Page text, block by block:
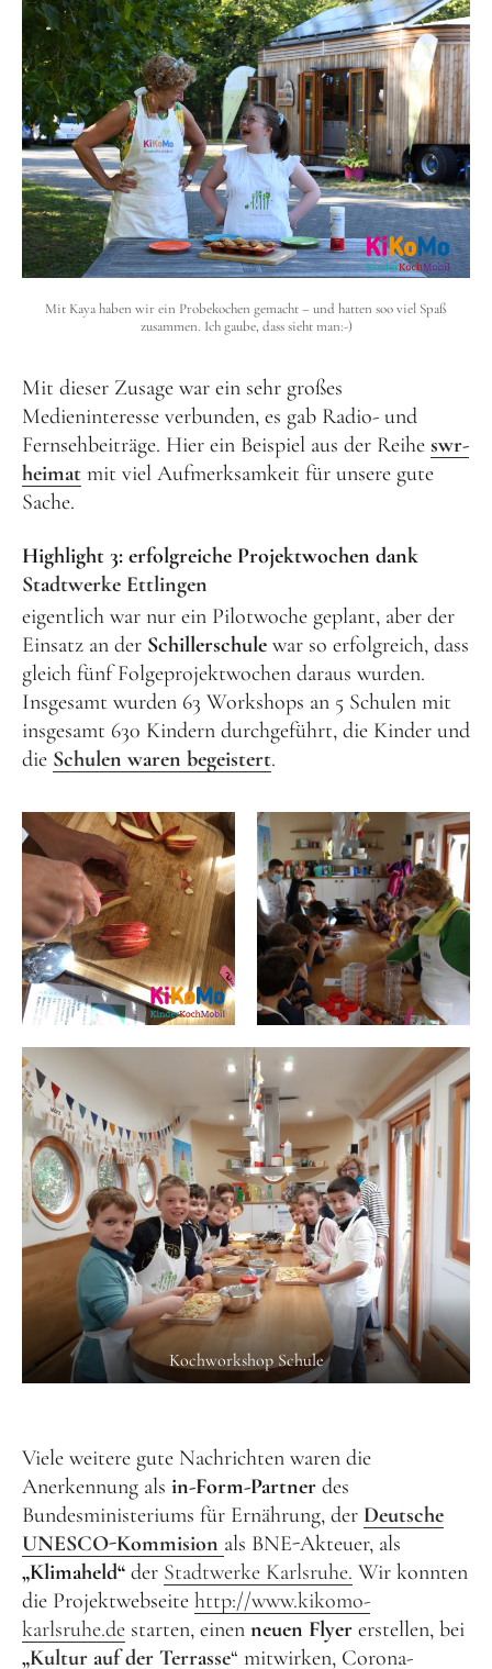
Mit Kaya haben wir ein Probekochen gemacht – und hatten soo viel Spaß
zusammen. Ich gaube, dass sieht man:-)
Mit dieser Zusage war ein sehr großes
Medieninteresse verbunden, es gab Radio- und
Fernsehbeiträge. Hier ein Beispiel aus der Reihe swr-
heimat mit viel Aufmerksamkeit für unsere gute
Sache.
Highlight 3: erfolgreiche Projektwochen dank
Stadtwerke Ettlingen
eigentlich war nur ein Pilotwoche geplant, aber der
Einsatz an der Schillerschule war so erfolgreich, dass
gleich fünf Folgeprojektwochen daraus wurden.
Insgesamt wurden 63 Workshops an 5 Schulen mit
insgesamt 630 Kindern durchgeführt, die Kinder und
die Schulen waren begeistert.
Kochworkshop Schule
Viele weitere gute Nachrichten waren die
Anerkennung als in-Form-Partner des
Bundesministeriums für Ernährung, der Deutsche
UNESCO-Kommision als BNE-Akteuer, als
„Klimaheld“ der Stadtwerke Karlsruhe. Wir konnten
die Projektwebseite http://www.kikomo-
karlsruhe.de starten, einen neuen Flyer erstellen, bei
„Kultur auf der Terrasse“ mitwirken, Corona-